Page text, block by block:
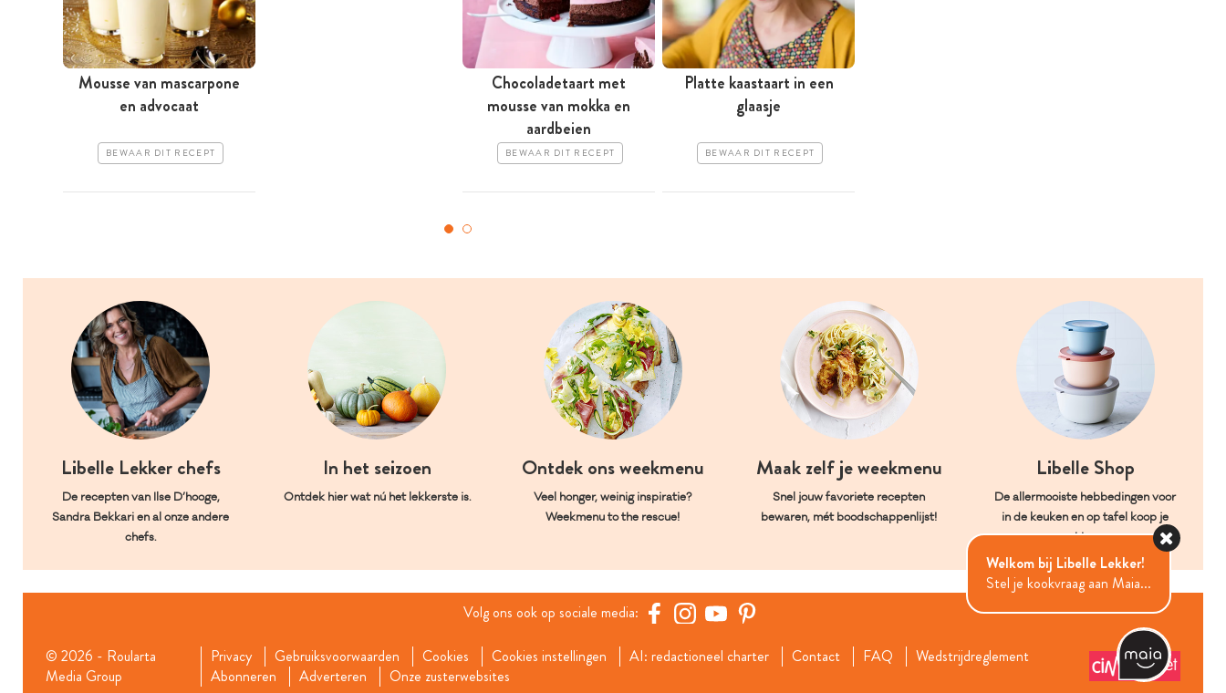
Mousse van mascarpone
en advocaat
BEWAAR DIT RECEPT
Chocoladetaart met
mousse van mokka en
aardbeien
BEWAAR DIT RECEPT
Platte kaastaart in een
glaasje
BEWAAR DIT RECEPT
Libelle Lekker chefs
De recepten van Ilse D’hooge,
Sandra Bekkari en al onze andere
chefs.
In het seizoen
Ontdek hier wat nú het lekkerste is.
Ontdek ons weekmenu
Veel honger, weinig inspiratie?
Weekmenu to the rescue!
Maak zelf je weekmenu
Snel jouw favoriete recepten
bewaren, mét boodschappenlijst!
Libelle Shop
De allermooiste hebbedingen voor
in de keuken en op tafel koop je
hier.
Volg ons ook op sociale media:
© 2026 - Roularta
Media Group
Privacy Gebruiksvoorwaarden Cookies Cookies instellingen AI: redactioneel charter Contact FAQ
Wedstrijdreglement
Abonneren
Adverteren Onze zusterwebsites
Welkom bij Libelle Lekker!
Stel je kookvraag aan Maia...